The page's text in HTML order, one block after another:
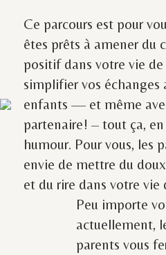
Ce parcours est pour
êtes prêts à amener du
positif dans votre vie
simplifier vos échanges
enfants — et même
partenaire! – tout ça,
humour. Pour vous, les
envie de mettre du
et du rire dans votre vie
Peu importe
actuellement,
parents vous